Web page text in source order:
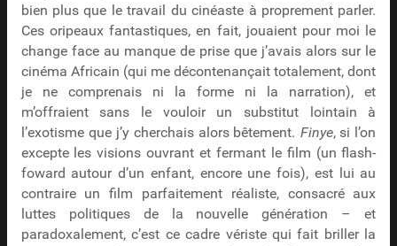
bien plus que le travail du cinéaste à proprement parler.
Ces oripeaux fantastiques, en fait, jouaient pour moi le
change face au manque de prise que j’avais alors sur le
cinéma Africain (qui me décontenançait totalement, dont
je ne comprenais ni la forme ni la narration), et
m’offraient sans le vouloir un substitut lointain à
l’exotisme que j’y cherchais alors bêtement. Finye, si l’on
excepte les visions ouvrant et fermant le film (un flash-
foward autour d’un enfant, encore une fois), est lui au
contraire un film parfaitement réaliste, consacré aux
luttes politiques de la nouvelle génération – et
paradoxalement, c’est ce cadre vériste qui fait briller la